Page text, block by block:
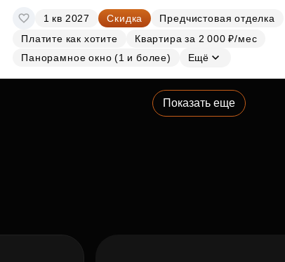
1 кв 2027 Скидка
Предчистовая отделка
Платите как хотите
Квартира за 2 000 ₽/мес
Панорамное окно (1 и более)
Ещё
Показать еще